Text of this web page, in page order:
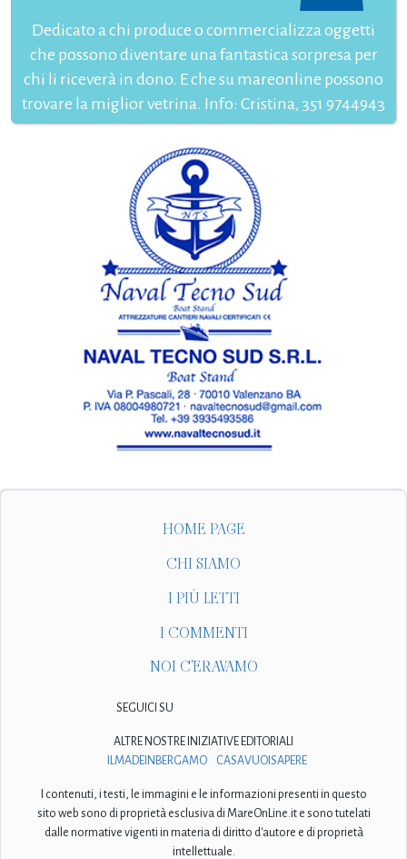
Dedicato a chi produce o commercializza oggetti
che possono diventare una fantastica sorpresa per
chi li riceverà in dono. E che su mareonline possono
trovare la miglior vetrina. Info: Cristina, 351 9744943
HOME PAGE
CHI SIAMO
I PIÙ LETTI
I COMMENTI
NOI C'ERAVAMO
SEGUICI SU
ALTRE NOSTRE INIZIATIVE EDITORIALI
ILMADEINBERGAMO
CASAVUOISAPERE
I contenuti, i testi, le immagini e le informazioni presenti in questo
sito web sono di proprietà esclusiva di MareOnLine.it e sono tutelati
dalle normative vigenti in materia di diritto d'autore e di proprietà
intellettuale.